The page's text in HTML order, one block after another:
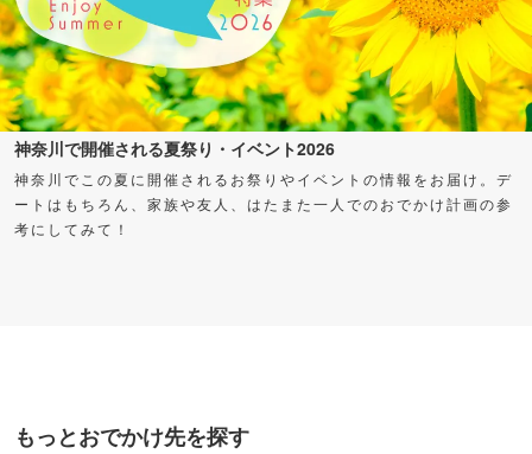
神奈川で開催される夏祭り・イベント2026
神奈川でこの夏に開催されるお祭りやイベントの情報をお届け。デ
ートはもちろん、家族や友人、はたまた一人でのおでかけ計画の参
考にしてみて！
もっとおでかけ先を探す